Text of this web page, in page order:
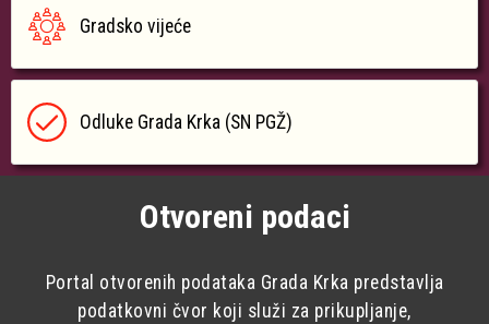
Gradsko vijeće
Odluke Grada Krka (SN PGŽ)
Otvoreni podaci
Portal otvorenih podataka Grada Krka predstavlja
podatkovni čvor koji služi za prikupljanje,